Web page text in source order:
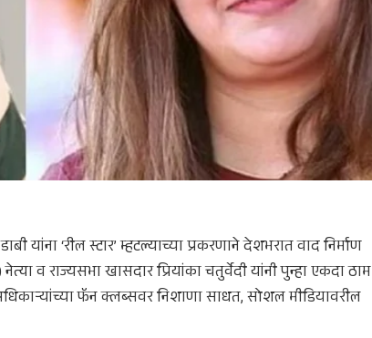
यांना ‘रील स्टार’ म्हटल्याच्या प्रकरणाने देशभरात वाद निर्माण
व राज्यसभा खासदार प्रियांका चतुर्वेदी यांनी पुन्हा एकदा ठाम
फॅन क्लब्सवर निशाणा साधत, सोशल मीडियावरील